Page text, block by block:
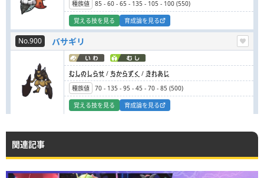
種族値
85 - 60 - 65 - 135 - 105 - 100 (550)
覚える技を見る 育成論を見る
No.900 バサギリ
むしのしらせ / ちからずく / きれあじ
種族値
70 - 135 - 95 - 45 - 70 - 85 (500)
覚える技を見る 育成論を見る
関連記事